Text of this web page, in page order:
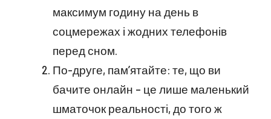
максимум годину на день в
соцмережах і жодних телефонів
перед сном.
По-друге, пам’ятайте: те, що ви
бачите онлайн – це лише маленький
шматочок реальності, до того ж